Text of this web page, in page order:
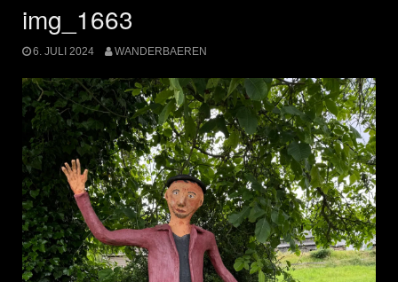
img_1663
6. JULI 2024 WANDERBAEREN